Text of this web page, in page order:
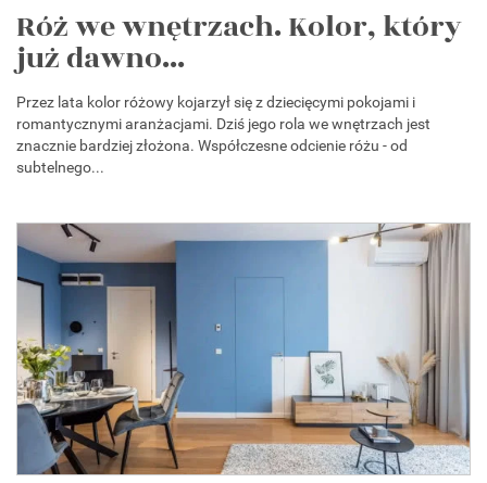
Róż we wnętrzach. Kolor, który
już dawno...
Przez lata kolor różowy kojarzył się z dziecięcymi pokojami i
romantycznymi aranżacjami. Dziś jego rola we wnętrzach jest
znacznie bardziej złożona. Współczesne odcienie różu - od
subtelnego...